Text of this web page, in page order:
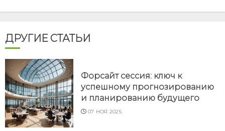
ДРУГИЕ СТАТЬИ
Форсайт сессия: ключ к
успешному прогнозированию
и планированию будущего
07 НОЯ 2025